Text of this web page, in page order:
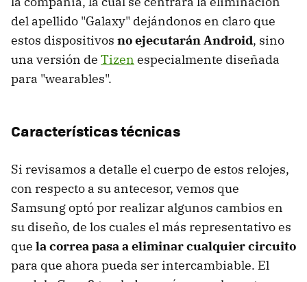
del apellido "Galaxy" dejándonos en claro que
estos dispositivos no ejecutarán Android, sino
una versión de Tizen especialmente diseñada
para "wearables".
Características técnicas
Si revisamos a detalle el cuerpo de estos relojes,
con respecto a su antecesor, vemos que
Samsung optó por realizar algunos cambios en
su diseño, de los cuales el más representativo es
que la correa pasa a eliminar cualquier circuito
para que ahora pueda ser intercambiable. El